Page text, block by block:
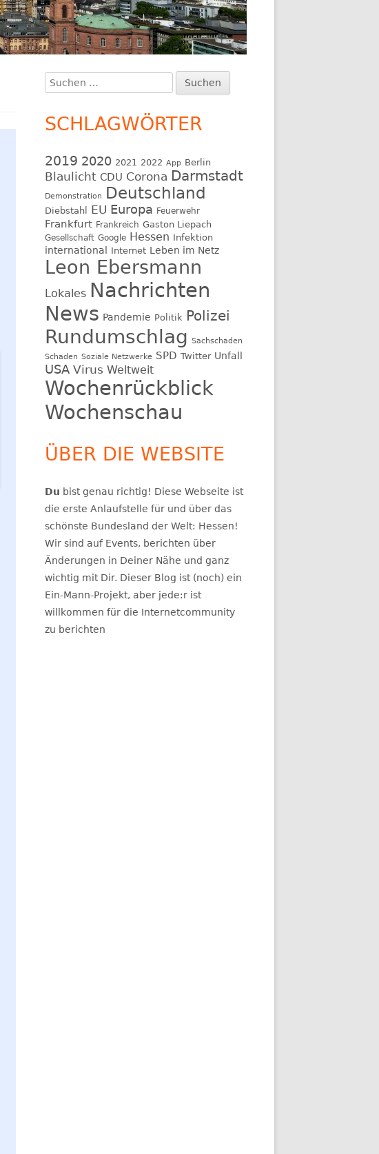
Haupt-
Seitenleiste
Suchen
nach:
SCHLAGWÖRTER
2019 2020 2021 2022 App Berlin
Blaulicht CDU Corona Darmstadt
Demonstration Deutschland
Diebstahl EU Europa Feuerwehr
Frankfurt Frankreich Gaston Liepach
Gesellschaft Google Hessen Infektion
international Internet Leben im Netz
Leon Ebersmann
Lokales Nachrichten
News Pandemie Politik Polizei
Rundumschlag Sachschaden
Schaden Soziale Netzwerke SPD Twitter Unfall
USA Virus Weltweit
Wochenrückblick
Wochenschau
ÜBER DIE WEBSITE
Du bist genau richtig! Diese Webseite ist
die erste Anlaufstelle für und über das
schönste Bundesland der Welt: Hessen!
Wir sind auf Events, berichten über
Änderungen in Deiner Nähe und ganz
wichtig mit Dir. Dieser Blog ist (noch) ein
Ein-Mann-Projekt, aber jede:r ist
willkommen für die Internetcommunity
zu berichten